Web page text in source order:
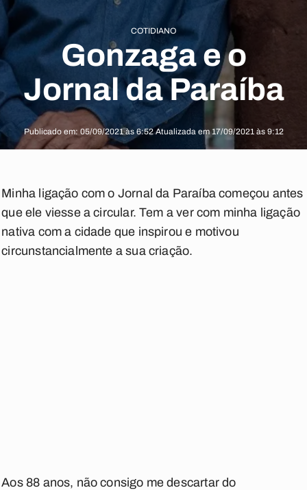
COTIDIANO
Gonzaga e o
Jornal da Paraíba
Publicado em: 05/09/2021 às 6:52 Atualizada em 17/09/2021 às 9:12
Minha ligação com o Jornal da Paraíba começou antes
que ele viesse a circular. Tem a ver com minha ligação
nativa com a cidade que inspirou e motivou
circunstancialmente a sua criação.
Aos 88 anos, não consigo me descartar do